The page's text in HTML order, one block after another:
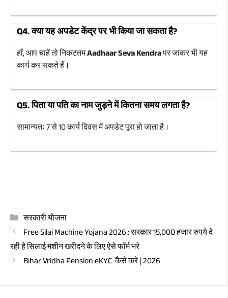
Q4. क्या यह अपडेट केंद्र पर भी किया जा सकता है?
हाँ, आप चाहें तो निकटतमAadhaar Seva Kendraपर जाकर भी यह
कार्य कर सकते हैं।
Q5. पिता या पति का नाम जुड़ने में कितना समय लगता है?
सामान्यतः 7 से 10 कार्य दिवस में अपडेट पूरा हो जाता है।
Categories
सरकारी योजना
Free Silai Machine Yojana 2026 : सरकार 15,000 हजार रुपये दे
रही है सिलाई मशीन खरीदने के लिए ऐसे फॉर्म भरे
Bihar Vridha Pension eKYC कैसे करे | 2026